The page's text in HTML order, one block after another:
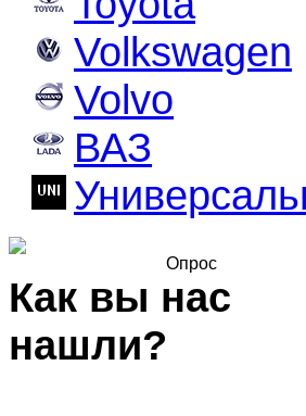
Volkswagen
Volvo
ВАЗ
Опрос
Как вы нас
нашли?